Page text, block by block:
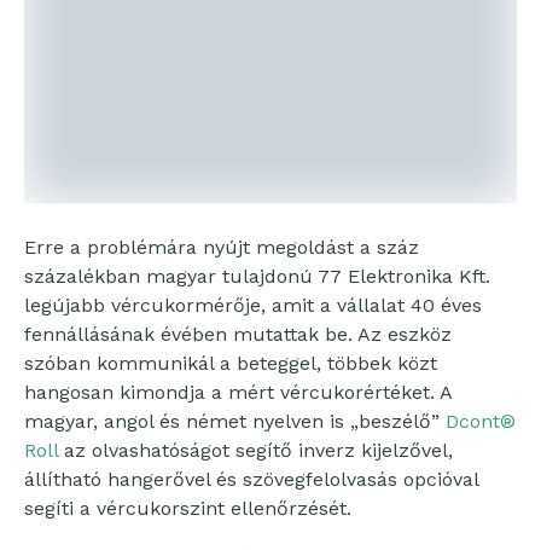
Erre a problémára nyújt megoldást a száz
százalékban magyar tulajdonú 77 Elektronika Kft.
legújabb vércukormérője, amit a vállalat 40 éves
fennállásának évében mutattak be. Az eszköz
szóban kommunikál a beteggel, többek közt
hangosan kimondja a mért vércukorértéket. A
magyar, angol és német nyelven is „beszélő” Dcont®
Rollaz olvashatóságot segítő inverz kijelzővel,
állítható hangerővel és szövegfelolvasás opcióval
segíti a vércukorszint ellenőrzését.